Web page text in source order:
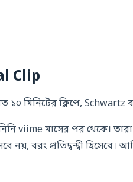
Clip
মিনিটের ক্লিপে, Schwartz
viime মাসের পর থেকে।
নয়, বরং প্রতিদ্বন্দ্বী হিসেবে।